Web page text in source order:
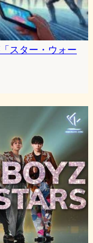
スター・ウォー